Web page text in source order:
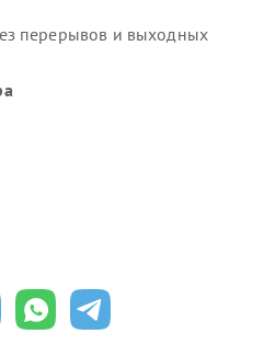
перерывов и выходных